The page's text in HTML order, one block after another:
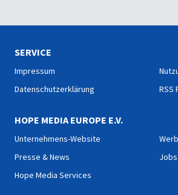
SERVICE
Impressum
Datenschutzerklärung
RSS
HOPE MEDIA EUROPE E.V.
Unternehmens-Website
Presse & News
Hope Media Services
Jobs